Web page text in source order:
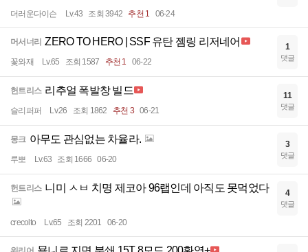
더러운다이슨 Lv.43 조회 3942 추천 1 06-24
머서너리 ZERO TO HERO | SSF 유탄 젬링 리저네어
꽃와재 Lv.65 조회 1587 추천 1 06-22
1
댓글
헌트리스 리추얼 폭발창 빌드
슬리퍼퍼 Lv.26 조회 1862 추천 3 06-21
11
댓글
몽크 아무도 관심없는 차율라.
루뽀 Lv.63 조회 1666 06-20
3
댓글
헌트리스 니미 ㅅㅂ 치명 제코아 96랩인데 아직도 못먹었다
crecolto Lv.65 조회 2201 06-20
4
댓글